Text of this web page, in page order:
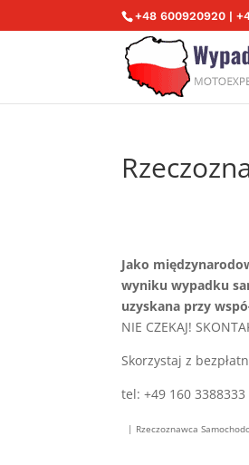
+48 600920920 |
Jako
wyniku wypadku
uzyskana przy
NIE CZEKAJ!
Skorzystaj z
tel: +49 160
| Rzeczoznawca